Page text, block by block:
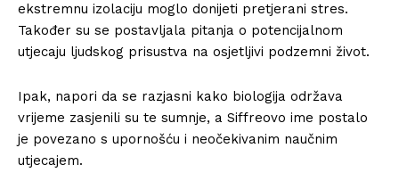
Info
O nama
Kontakt
ekstremnu izolaciju moglo donijeti pretjerani stres.
Također su se postavljala pitanja o potencijalnom
utjecaju ljudskog prisustva na osjetljivi podzemni život.
Ipak, napori da se razjasni kako biologija održava
vrijeme zasjenili su te sumnje, a Siffreovo ime postalo
je povezano s upornošću i neočekivanim naučnim
utjecajem.